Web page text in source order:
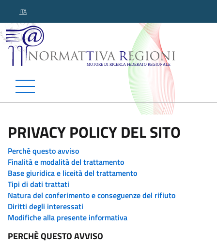
ITA
Normattiva Regioni -
PRIVACY POLICY DEL SITO
Perchè questo avviso
Finalità e modalità del trattamento
Base giuridica e liceità del trattamento
Tipi di dati trattati
Natura del conferimento e conseguenze del rifiuto
Diritti degli interessati
Modifiche alla presente informativa
PERCHÈ QUESTO AVVISO